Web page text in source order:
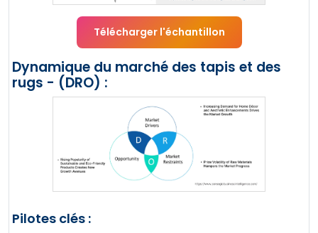
Télécharger l'échantillon
Dynamique du marché des tapis et des
rugs - (DRO) :
Pilotes clés :